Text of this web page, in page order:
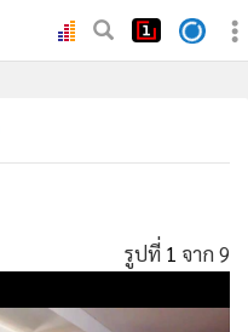
รูปที่ 1 จาก 9